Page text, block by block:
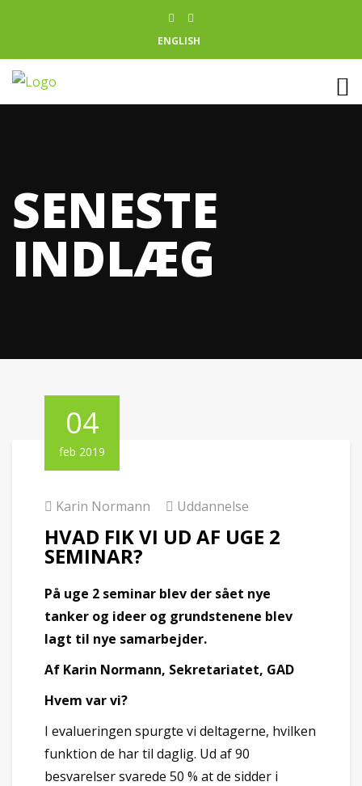
ENGLISH
SENESTE
INDLÆG
04
feb 2019
Karin Normann Uddannelse
HVAD FIK VI UD AF UGE 2
SEMINAR?
På uge 2 seminar blev der sået nye
tanker og ideer og grundstenene blev
lagt til nye samarbejder.
Af Karin Normann, Sekretariatet, GAD
Hvem var vi?
I evalueringen spurgte vi deltagerne, hvilken
funktion de har til daglig. Ud af 90
besvarelser svarede 50 % at de sidder i